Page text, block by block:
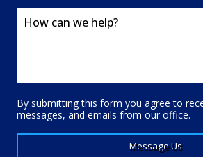
By submitting this form you agree to
messages, and emails from our office.
Message Us